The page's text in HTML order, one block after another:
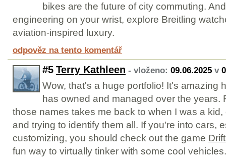
bikes are the future of city commuting.
engineering on your wrist, explore Breitling
aviation-inspired luxury.
odpověz na tento komentář
#5 Terry Kathleen - vloženo: 09.06.2025 v
Wow, that's a huge portfolio! It's amazing
has owned and managed over the years.
those names takes me back to when I was a
and trying to identify them all. If you're into cars,
customizing, you should check out the game
fun way to virtually tinker with some cool vehicles.